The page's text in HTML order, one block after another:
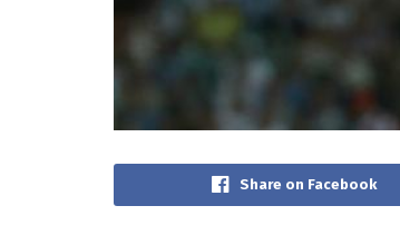
Share on Facebook